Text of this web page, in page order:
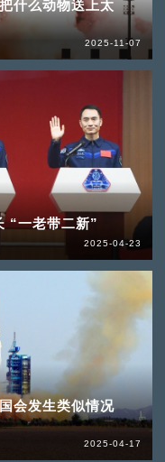
什么动物送上太
2025-11-07
“一老带二新”
2025-04-23
会发生类似情况
2025-04-17